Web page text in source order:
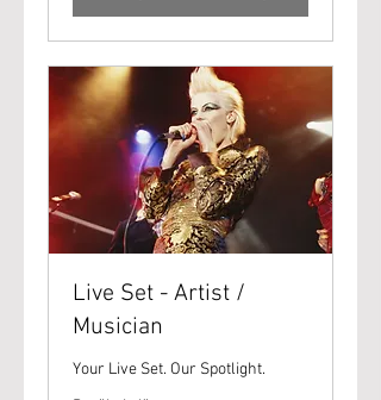
Live Set - Artist /
Musician
Your Live Set. Our Spotlight.